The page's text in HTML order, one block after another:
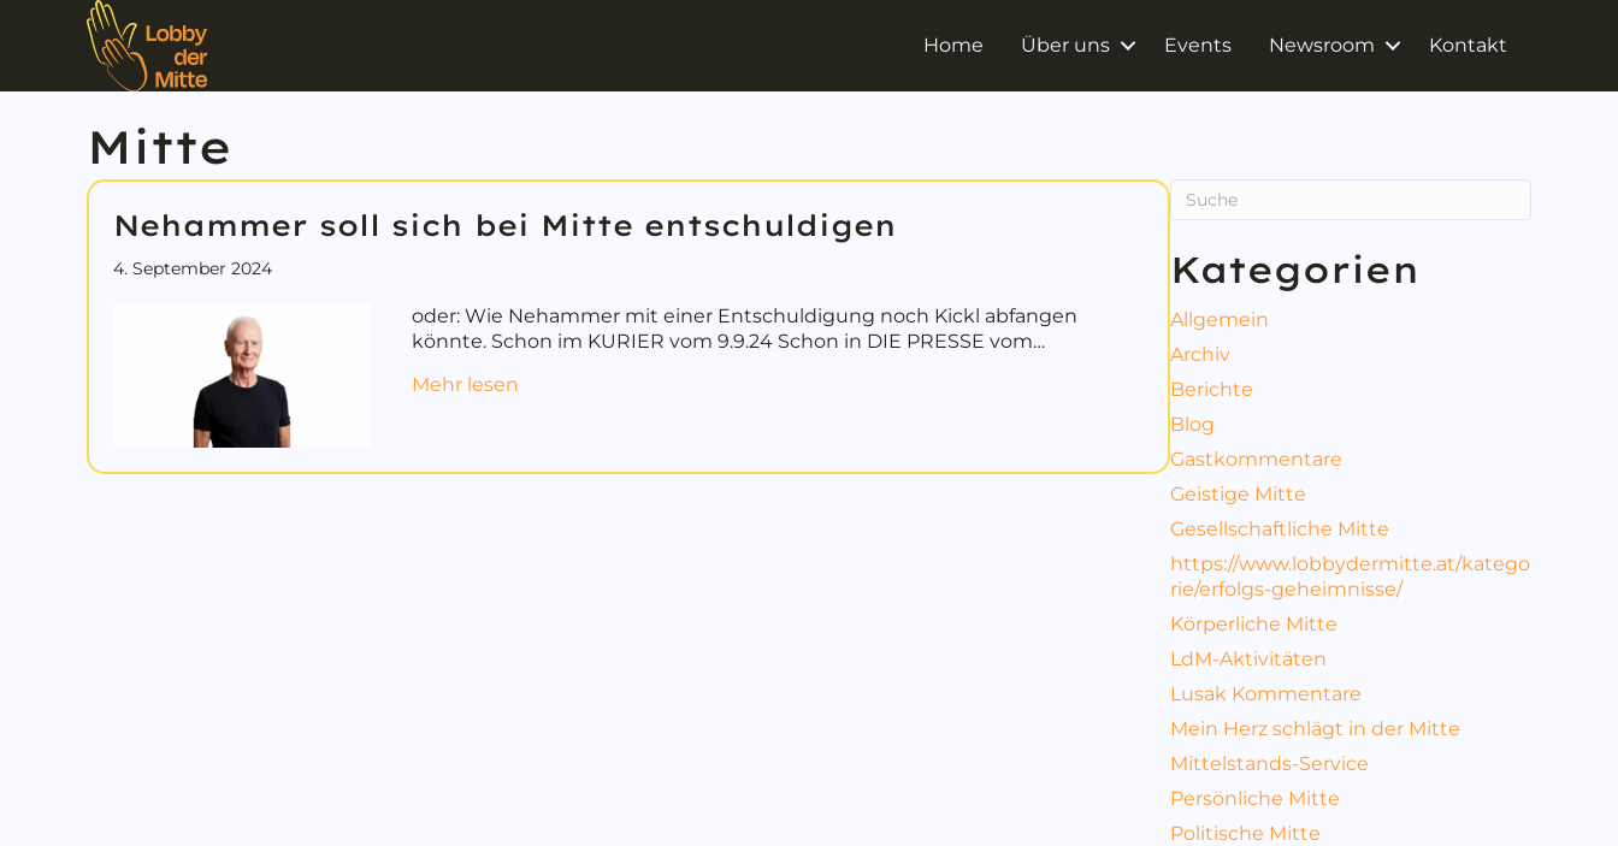
Home Über uns Events Newsroom Kontakt
Mitte
Nehammer soll sich bei Mitte entschuldigen
4. September 2024
oder: Wie Nehammer mit einer Entschuldigung noch Kickl abfangen
könnte. Schon im KURIER vom 9.9.24 Schon in DIE PRESSE vom…
Mehr lesen
Kategorien
Allgemein
Archiv
Berichte
Blog
Gastkommentare
Geistige Mitte
Gesellschaftliche Mitte
https://www.lobbydermitte.at/katego
rie/erfolgs-geheimnisse/
Körperliche Mitte
LdM-Aktivitäten
Lusak Kommentare
Mein Herz schlägt in der Mitte
Mittelstands-Service
Persönliche Mitte
Politische Mitte